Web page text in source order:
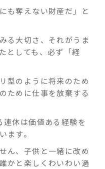
も奪えない財産だ」と
る大切さ、それがうま
としても、必ず「経
型のように将来のため
ために仕事を放棄する
休は価値ある経験を
ます。
ん、子供と一緒に改め
かと楽しくわいわい過